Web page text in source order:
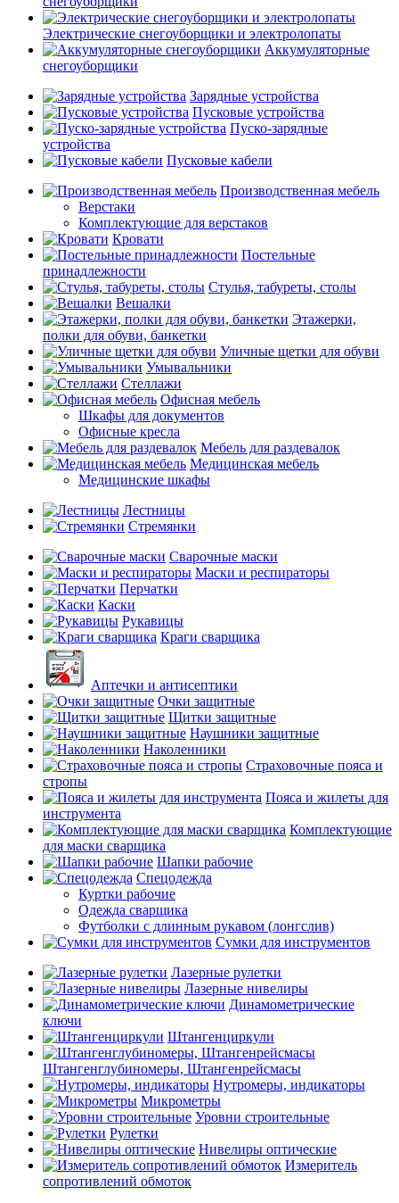
Электрические снегоуборщики и электролопаты
Аккумуляторные
снегоуборщики
Зарядные устройства
Пусковые устройства
Пуско-зарядные
устройства
Пусковые кабели
Производственная мебель
Верстаки
Комплектующие для верстаков
Кровати
Постельные
принадлежности
Стулья, табуреты, столы
Вешалки
Этажерки,
полки для обуви, банкетки
Уличные щетки для обуви
Умывальники
Стеллажи
Офисная мебель
Шкафы для документов
Офисные кресла
Мебель для раздевалок
Медицинская мебель
Медицинские шкафы
Лестницы
Стремянки
Сварочные маски
Маски и респираторы
Перчатки
Каски
Рукавицы
Краги сварщика
Аптечки и антисептики
Очки защитные
Щитки защитные
Наушники защитные
Наколенники
Страховочные пояса и
стропы
Пояса и жилеты для
инструмента
Комплектующие
для маски сварщика
Шапки рабочие
Спецодежда
Куртки рабочие
Одежда сварщика
Футболки с длинным рукавом (лонгслив)
Сумки для инструментов
Лазерные рулетки
Лазерные нивелиры
Динамометрические
ключи
Штангенциркули
Штангенглубиномеры, Штангенрейсмасы
Нутромеры, индикаторы
Микрометры
Уровни строительные
Рулетки
Нивелиры оптические
Измеритель
сопротивлений обмоток